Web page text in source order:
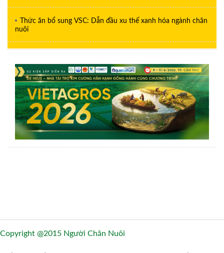
Thức ăn bổ sung VSC: Dẫn đầu xu thế xanh hóa ngành chăn
nuôi
Copyright @2015 Người Chăn Nuôi